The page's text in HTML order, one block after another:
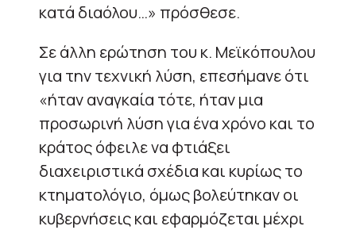
κατά διαόλου…» πρόσθεσε.
Σε άλλη ερώτηση του κ. Μεϊκόπουλου
για την τεχνική λύση, επεσήμανε ότι
«ήταν αναγκαία τότε, ήταν μια
προσωρινή λύση για ένα χρόνο και το
κράτος όφειλε να φτιάξει
διαχειριστικά σχέδια και κυρίως το
κτηματολόγιο, όμως βολεύτηκαν οι
κυβερνήσεις και εφαρμόζεται μέχρι